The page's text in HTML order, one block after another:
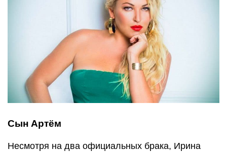
Сын Артём
Несмотря на два официальных брака, Ирина